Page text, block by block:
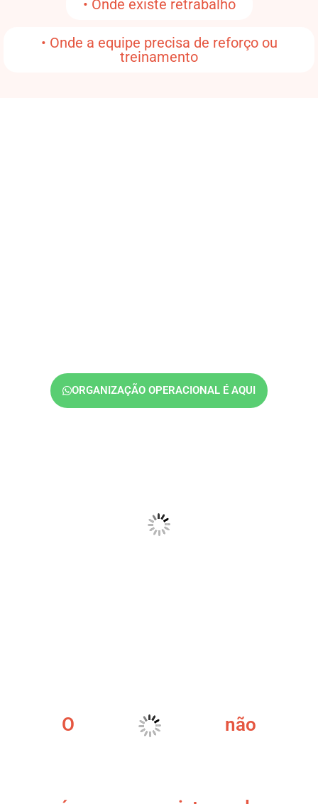
• Onde existe retrabalho
• Onde a equipe precisa de reforço ou
treinamento
ORGANIZAÇÃO OPERACIONAL É AQUI
O não